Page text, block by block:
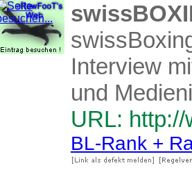
Interview
und
URL:
BL-Rank +